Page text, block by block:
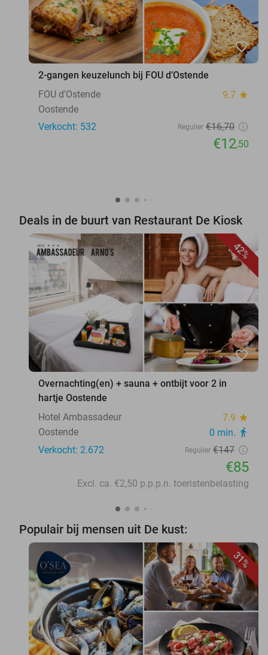
favorite_border
2-gangen keuzelunch bij FOU d’Ostende
FOU d'Ostende
9.7 star
Oostende
Verkocht: 532
Regulier €16,70
€12,50
Deals in de buurt van Restaurant De Kiosk
42%
favorite_border
Overnachting(en) + sauna + ontbijt voor 2 in
hartje Oostende
Hotel Ambassadeur
7.9 star
Oostende 0 min. directions_walk
Verkocht: 2.672 Regulier €147
€85
Excl. ca. €2,50 p.p.p.n. toeristenbelasting
Populair bij mensen uit De kust:
31%